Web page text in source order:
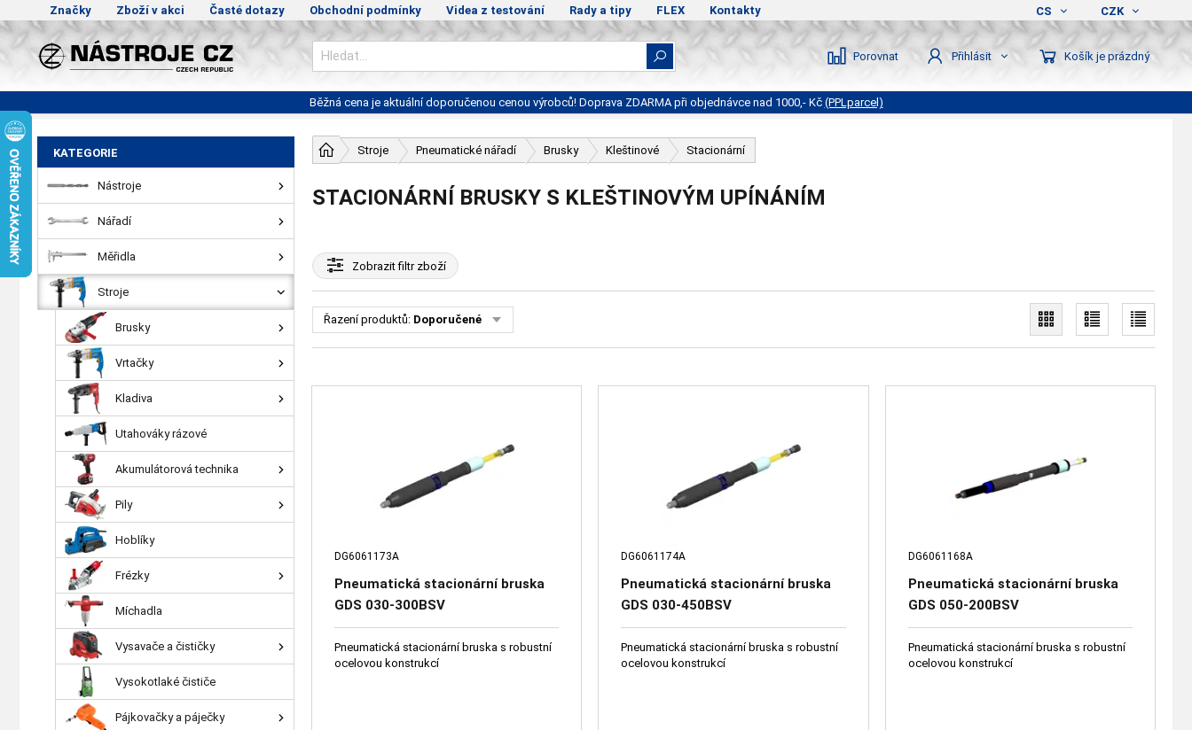
Značky Zboží v akci Časté dotazy Obchodní podmínky Videa z testování Rady a tipy FLEX Kontakty CS CZK
Porovnat Přihlásit Košík je prázdný
Běžná cena je aktuální doporučenou cenou výrobců! Doprava ZDARMA při objednávce nad 1000,- Kč (PPLparcel)
Stroje Pneumatické nářadí Brusky Kleštinové Stacionární
STACIONÁRNÍ BRUSKY S KLEŠTINOVÝM UPÍNÁNÍM
Zobrazitfiltr zboží
Řazení produktů: Doporučené
DG6061173A
Pneumatická stacionární bruska
GDS 030-300BSV
Pneumatická stacionární bruska s robustní
ocelovou konstrukcí
DG6061174A
Pneumatická stacionární bruska
GDS 030-450BSV
Pneumatická stacionární bruska s robustní
ocelovou konstrukcí
DG6061168A
Pneumatická stacionární bruska
GDS 050-200BSV
Pneumatická stacionární bruska s robustní
ocelovou konstrukcí
KATEGORIE
Nástroje
Nářadí
Měřidla
Stroje
Brusky
Vrtačky
Kladiva
Utahováky rázové
Akumulátorová technika
Pily
Hoblíky
Frézky
Míchadla
Vysavače a čističky
Vysokotlaké čističe
Pájkovačky a páječky